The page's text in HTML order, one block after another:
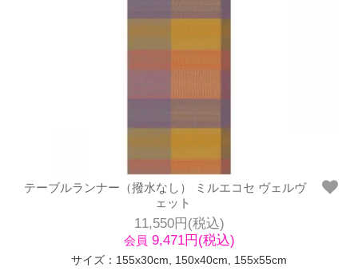
テーブルランナー（撥水なし） ミルエコセ ヴェルヴ
ェット
11,550円(税込)
会員 9,471円(税込)
サイズ：155x30cm, 150x40cm, 155x55cm